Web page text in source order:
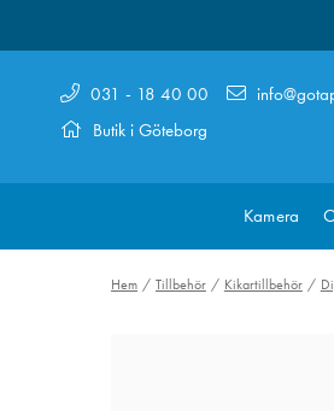
031 - 18 40 00
Butik i Göteborg
Kamera
Hem Tillbehör Kikartillbehör